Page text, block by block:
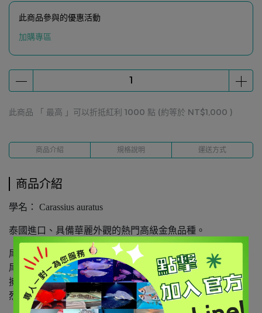
此商品參與的優惠活動
加購專區
此商品 「 最高 」可以折抵紅利 1000 點 (約等於 NT$1,000 )
商品介紹 規格說明 運送方式
商品介紹
學名： Carassius auratus
泰國進口、具備華麗外觀的熱門高級金魚品種。
尾鰭極寬大挺拔，展開呈等邊三角形。
尾部的摺紋如同百褶裙一般密集，游動時飄逸感十足。
擁有黑、黃、橙或紅相間的虎斑色彩，色塊分明，對比強
烈。